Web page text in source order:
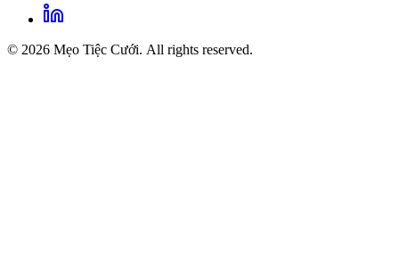
© 2026 Mẹo Tiệc Cưới. All rights reserved.